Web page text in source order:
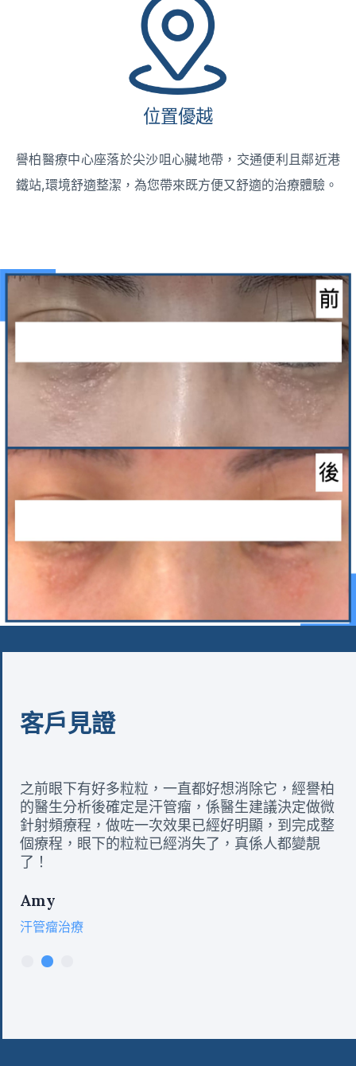
位置優越
譽柏醫療中心座落於尖沙咀心臟地帶，交通便利且鄰近港
鐵站,環境舒適整潔，為您帶來既方便又舒適的治療體驗。
客戶見證
之前眼下有好多粒粒，一直都好想消除它，經譽柏
的醫生分析後確定是汗管瘤，係醫生建議決定做微
針射頻療程，做咗一次效果已經好明顯，到完成整
個療程，眼下的粒粒已經消失了，真係人都變靚
了！
Amy
汗管瘤治療